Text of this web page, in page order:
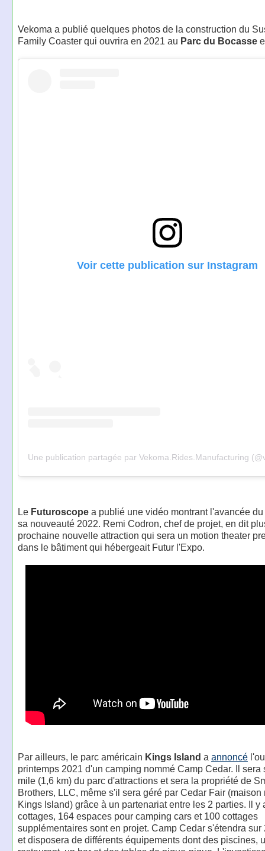
Vekoma a publié quelques photos de la construction du
Family Coaster qui ouvrira en 2021 au Parc du Bocasse
Voir cette publication sur Instagram
Le Futuroscopea publié une vidéo montrant l'avancée
sa nouveauté 2022. Remi Codron, chef de projet, en dit
prochaine nouvelle attraction qui sera un motion theater
dans le bâtiment qui hébergeait Futur l'Expo.
Par ailleurs, le parc américain Kings Island a annoncé
printemps 2021 d'un camping nommé Camp Cedar. Il sera
mile (1,6 km) du parc d'attractions et sera la propriété de
Brothers, LLC, même s'il sera géré par Cedar Fair (maison
Kings Island) grâce à un partenariat entre les 2 parties. Il y
cottages, 164 espaces pour camping cars et 100 cottages
supplémentaires sont en projet. Camp Cedar s'étendra sur
et disposera de différents équipements dont des piscines,